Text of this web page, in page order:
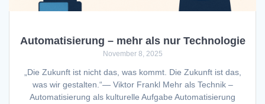
Automatisierung – mehr als nur Technologie
November 8, 2025
„Die Zukunft ist nicht das, was kommt. Die Zukunft ist das,
was wir gestalten.“— Viktor Frankl Mehr als Technik –
Automatisierung als kulturelle Aufgabe Automatisierung